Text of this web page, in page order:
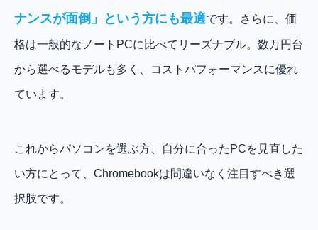
ナンスが面倒」という方にも最適です。さらに、価
格は一般的なノートPCに比べてリーズナブル。数万円台
から選べるモデルも多く、コストパフォーマンスに優れ
ています。
これからパソコンを選ぶ方、自分に合ったPCを見直した
い方にとって、Chromebookは間違いなく注目すべき選
択肢です。